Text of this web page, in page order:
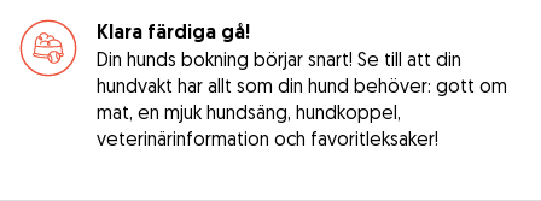
Klara färdiga gå!
Din hunds bokning börjar snart! Se till att din
hundvakt har allt som din hund behöver: gott om
mat, en mjuk hundsäng, hundkoppel,
veterinärinformation och favoritleksaker!